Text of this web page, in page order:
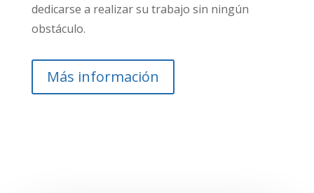
dedicarse a realizar su trabajo sin ningún
obstáculo.
Más información